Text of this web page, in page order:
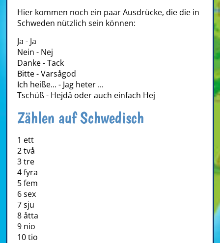
Hier kommen noch ein paar Ausdrücke, die die in
Schweden nützlich sein können:
Ja - Ja
Nein - Nej
Danke - Tack
Bitte - Varsågod
Ich heiße... - Jag heter ...
Tschüß - Hejdå oder auch einfach Hej
Zählen auf Schwedisch
1 ett
2 två
3 tre
4 fyra
5 fem
6 sex
7 sju
8 åtta
9 nio
10 tio